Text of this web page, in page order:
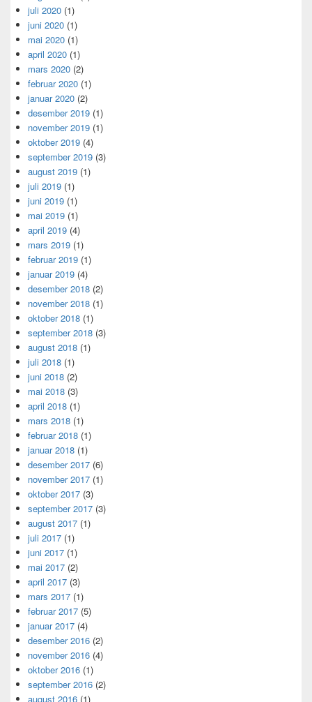
juli 2020 (1)
juni 2020 (1)
mai 2020 (1)
april 2020 (1)
mars 2020 (2)
februar 2020 (1)
januar 2020 (2)
desember 2019 (1)
november 2019 (1)
oktober 2019 (4)
september 2019 (3)
august 2019 (1)
juli 2019 (1)
juni 2019 (1)
mai 2019 (1)
april 2019 (4)
mars 2019 (1)
februar 2019 (1)
januar 2019 (4)
desember 2018 (2)
november 2018 (1)
oktober 2018 (1)
september 2018 (3)
august 2018 (1)
juli 2018 (1)
juni 2018 (2)
mai 2018 (3)
april 2018 (1)
mars 2018 (1)
februar 2018 (1)
januar 2018 (1)
desember 2017 (6)
november 2017 (1)
oktober 2017 (3)
september 2017 (3)
august 2017 (1)
juli 2017 (1)
juni 2017 (1)
mai 2017 (2)
april 2017 (3)
mars 2017 (1)
februar 2017 (5)
januar 2017 (4)
desember 2016 (2)
november 2016 (4)
oktober 2016 (1)
september 2016 (2)
august 2016 (1)